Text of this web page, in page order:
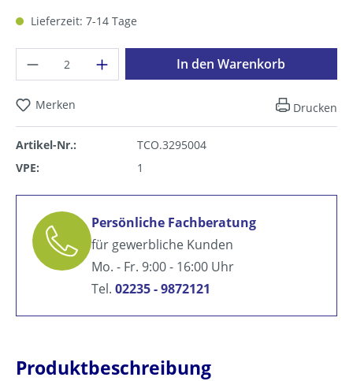
Lieferzeit: 7-14 Tage
Produkt Anzahl: Gib den gewünschten
In den Warenkorb
Merken Drucken
Artikel-Nr.:
TCO.3295004
VPE:
1
Persönliche Fachberatung
für gewerbliche Kunden
Mo. - Fr. 9:00 - 16:00 Uhr
Tel. 02235 - 9872121
Produktbeschreibung